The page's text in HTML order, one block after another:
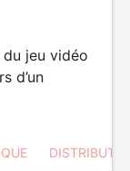
du jeu vidéo
d’un